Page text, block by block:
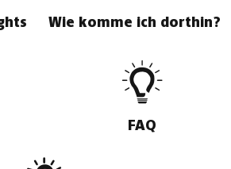
Wie komme ich dorthin?
FAQ